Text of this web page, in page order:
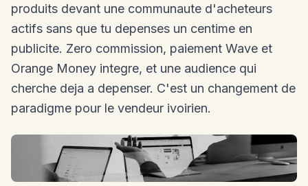
produits devant une communaute d'acheteurs
actifs sans que tu depenses un centime en
publicite. Zero commission, paiement Wave et
Orange Money integre, et une audience qui
cherche deja a depenser. C'est un changement de
paradigme pour le vendeur ivoirien.